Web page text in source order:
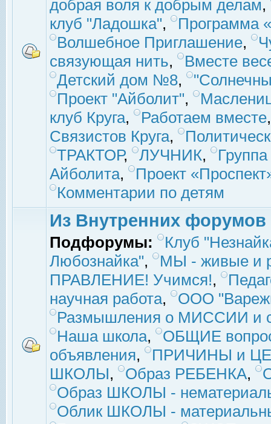
добрая воля к добрым делам,
клуб "Ладошка",
Программа
Волшебное Приглашение,
связующая нить,
Вместе
Детский дом №8,
Проект "Айболит",
клуб Круга, Работаем вместе
Связистов Круга,
ТРАКТОР, ЛУЧНИК,
Айболита,
Проект
Комментарии по детям
Из Внутренних форумов
Подфорумы:
Клуб
Любознайка",
МЫ - живые и
ПРАВЛЕНИЕ! Учимся!,
научная работа,
ООО
Размышления о МИССИИ и
Наша школа,
ОБЩИЕ
объявления,
ПРИЧИНЫ и
ШКОЛЫ, Образ РЕБЕНКА,
Образ ШКОЛЫ -
Облик ШКОЛЫ -